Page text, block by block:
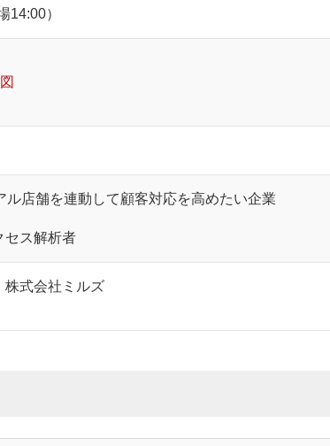
）
店舗を連動して顧客対応を高めたい企業
セス解析者
株式会社ミルズ